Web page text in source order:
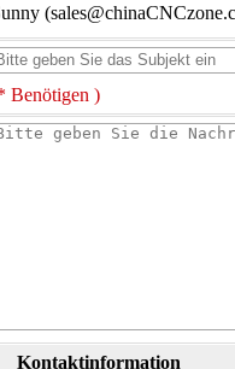
Benötigen )
Kontaktinformation